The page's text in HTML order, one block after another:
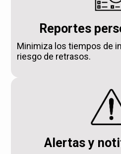
Reportes
Minimiza los tiempos de
riesgo de retrasos.
Alertas y